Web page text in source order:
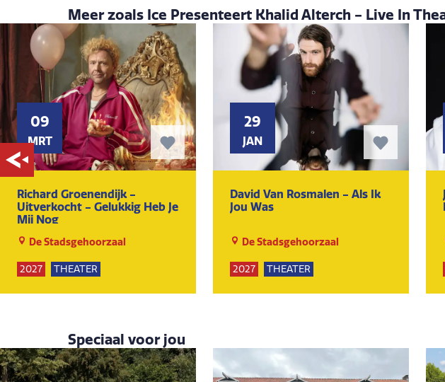
Meer zoals Ice Presenteert Khalid Alterch - Live In
09
MRT
Richard Groenendijk -
Uitverkocht - Gelukkig Heb Je
Mij Nog
De Stadsgehoorzaal
2027
THEATER
KUNST EN CULTUUR
29
JAN
David Van Rosmalen - Als Ik
Jou Was
De Stadsgehoorzaal
2027
THEATER
KUNST EN CULTUUR
Speciaal voor jou